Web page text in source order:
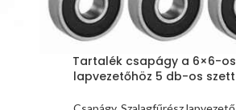
Tartalék csapágy a 6×6-os
lapvezetőhöz 5 db-os szett